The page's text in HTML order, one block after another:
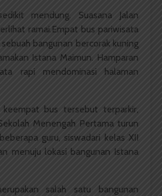
mendung. Suasana Jalan
ramai.Empat bus pariwisata
bangunan bercorak kuning
Istana Maimun. Hamparan
rapi mendominasi halaman
bus tersebut terparkir,
Menengah Pertama turun
guru, siswadari kelas XII
menuju lokasi bangunan Istana
salah satu bangunan